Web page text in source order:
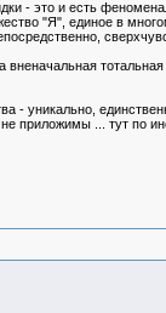
- это и есть
"Я", единое в
тотальная
- уникально,
приложимы ... тут по